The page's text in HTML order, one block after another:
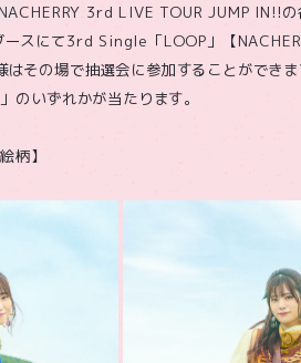
3rd LIVE TOUR JUMP IN!!
ースにて3rd Single「LOOP」【
はその場で抽選会に参加することができ
のいずれかが当たります。
柄】